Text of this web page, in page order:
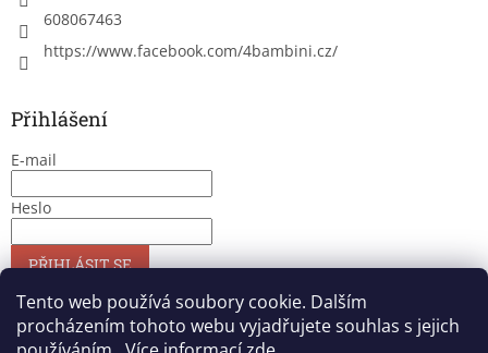
Tento web používá soubory cookie. Dalším
procházením tohoto webu vyjadřujete souhlas s jejich
608067463
https://www.facebook.com/4bambini.cz/
Přihlášení
E-mail
Heslo
PŘIHLÁSIT SE
Nová registraceZapomenuté heslo